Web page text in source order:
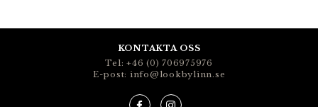
KONTAKTA OSS
Tel: +46 (0) 706975976
E-post: info@lookbylinn.se